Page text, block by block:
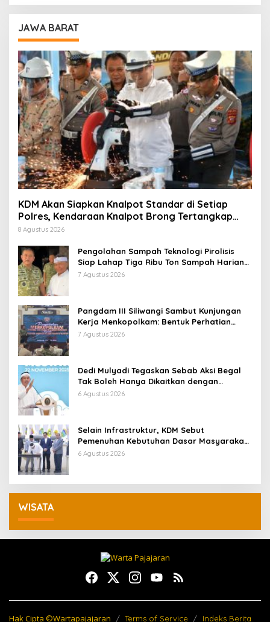
JAWA BARAT
KDM Akan Siapkan Knalpot Standar di Setiap
Polres, Kendaraan Knalpot Brong Tertangkap
Langsung Ganti
8 Agustus 2026
Pengolahan Sampah Teknologi Pirolisis
Siap Lahap Tiga Ribu Ton Sampah Harian
Jawa Barat
7 Agustus 2026
Pangdam III Siliwangi Sambut Kunjungan
Kerja Menkopolkam: Bentuk Perhatian
Pemerintah
7 Agustus 2026
Dedi Mulyadi Tegaskan Sebab Aksi Begal
Tak Boleh Hanya Dikaitkan dengan
Ekonomi
6 Agustus 2026
Selain Infrastruktur, KDM Sebut
Pemenuhan Kebutuhan Dasar Masyarakat
Jadi Fokus APBD Jabar 2027
6 Agustus 2026
WISATA
Hak Cipta ©Wartapajajaran Terms of Service Indeks Berita